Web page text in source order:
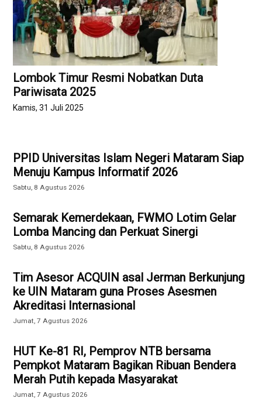
Lombok Timur Resmi Nobatkan Duta
Pariwisata 2025
Kamis, 31 Juli 2025
PPID Universitas Islam Negeri Mataram Siap
Menuju Kampus Informatif 2026
Sabtu, 8 Agustus 2026
Semarak Kemerdekaan, FWMO Lotim Gelar
Lomba Mancing dan Perkuat Sinergi
Sabtu, 8 Agustus 2026
Tim Asesor ACQUIN asal Jerman Berkunjung
ke UIN Mataram guna Proses Asesmen
Akreditasi Internasional
Jumat, 7 Agustus 2026
HUT Ke-81 RI, Pemprov NTB bersama
Pempkot Mataram Bagikan Ribuan Bendera
Merah Putih kepada Masyarakat
Jumat, 7 Agustus 2026